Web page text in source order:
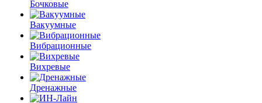
Бочковые
Вакуумные
Вибрационные
Вихревые
Дренажные